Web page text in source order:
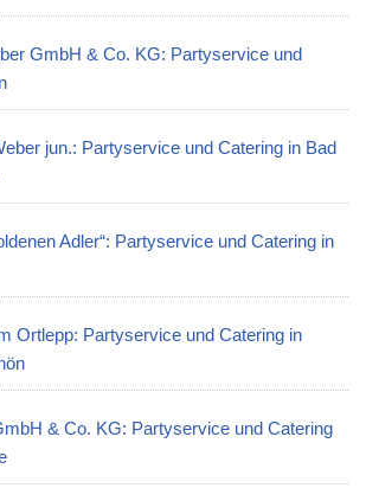
GmbH & Co. KG: Partyservice und
jun.: Partyservice und Catering in Bad
Adler“: Partyservice und Catering in
Ortlepp: Partyservice und Catering in
& Co. KG: Partyservice und Catering